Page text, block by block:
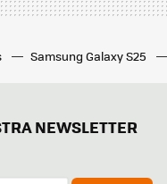
Samsung Galaxy S25
NEWSLETTER